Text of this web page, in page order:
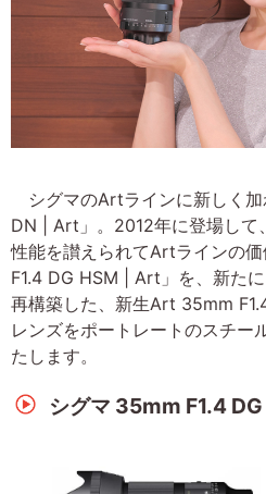
シグマのArtラインに新しく
DN | Art」。2012年に登場して
性能を讃えられてArtラインの
F1.4 DG HSM | Art」を、新た
再構築した、新生Art 35mm
レンズをポートレートのスチー
たします。
シグマ 35mm F1.4